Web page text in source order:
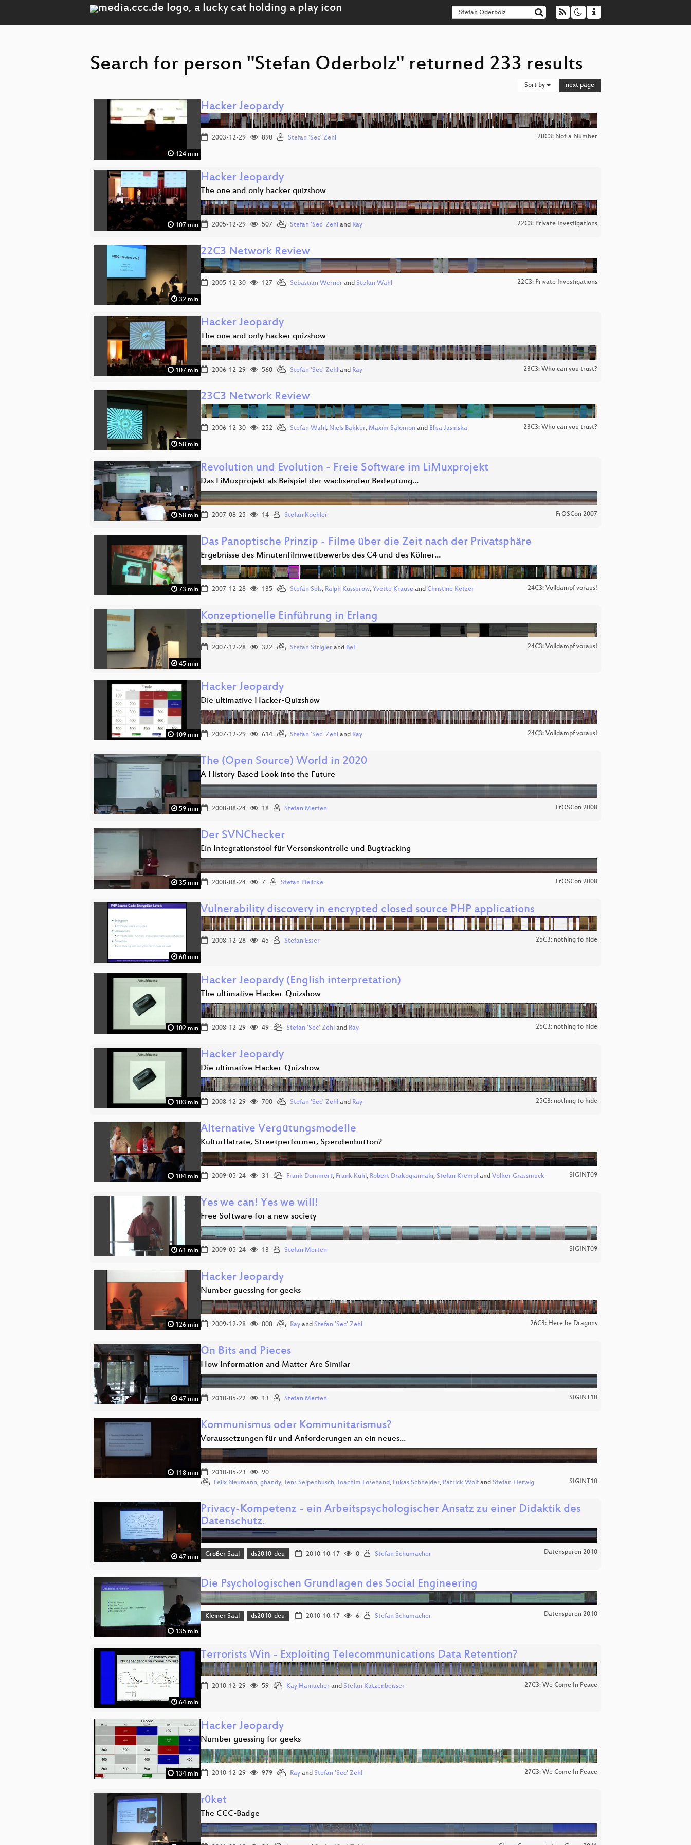
Search for person "Stefan Oderbolz" returned 233 results
Sort by next page
124 min
Hacker Jeopardy
2003-12-29 890 Stefan 'Sec' Zehl 20C3: Not a Number
107 min
Hacker Jeopardy
The one and only hacker quizshow
2005-12-29 507 Stefan 'Sec' Zehl and Ray 22C3: Private Investigations
32 min
22C3 Network Review
2005-12-30 127 Sebastian Werner and Stefan Wahl 22C3: Private Investigations
107 min
Hacker Jeopardy
The one and only hacker quizshow
2006-12-29 560 Stefan 'Sec' Zehl and Ray 23C3: Who can you trust?
58 min
23C3 Network Review
2006-12-30 252 Stefan Wahl, Niels Bakker, Maxim Salomon and Elisa Jasinska 23C3: Who can you trust?
58 min
Revolution und Evolution - Freie Software im LiMuxprojekt
Das LiMuxprojekt als Beispiel der wachsenden Bedeutung…
2007-08-25 14 Stefan Koehler FrOSCon 2007
73 min
Das Panoptische Prinzip - Filme über die Zeit nach der Privatsphäre
Ergebnisse des Minutenfilmwettbewerbs des C4 und des Kölner…
2007-12-28 135 Stefan Sels, Ralph Kusserow, Yvette Krause and Christine Ketzer 24C3: Volldampf voraus!
45 min
Konzeptionelle Einführung in Erlang
2007-12-28 322 Stefan Strigler and BeF 24C3: Volldampf voraus!
109 min
Hacker Jeopardy
Die ultimative Hacker-Quizshow
2007-12-29 614 Stefan 'Sec' Zehl and Ray 24C3: Volldampf voraus!
59 min
The (Open Source) World in 2020
A History Based Look into the Future
2008-08-24 18 Stefan Merten FrOSCon 2008
35 min
Der SVNChecker
Ein Integrationstool für Versonskontrolle und Bugtracking
2008-08-24 7 Stefan Pielicke FrOSCon 2008
60 min
Vulnerability discovery in encrypted closed source PHP applications
2008-12-28 45 Stefan Esser 25C3: nothing to hide
102 min
Hacker Jeopardy (English interpretation)
The ultimative Hacker-Quizshow
2008-12-29 49 Stefan 'Sec' Zehl and Ray 25C3: nothing to hide
103 min
Hacker Jeopardy
Die ultimative Hacker-Quizshow
2008-12-29 700 Stefan 'Sec' Zehl and Ray 25C3: nothing to hide
104 min
Alternative Vergütungsmodelle
Kulturflatrate, Streetperformer, Spendenbutton?
2009-05-24 31 Frank Dommert, Frank Kühl, Robert Drakogiannaki, Stefan Krempl and Volker Grassmuck SIGINT09
61 min
Yes we can! Yes we will!
Free Software for a new society
2009-05-24 13 Stefan Merten SIGINT09
126 min
Hacker Jeopardy
Number guessing for geeks
2009-12-28 808 Ray and Stefan 'Sec' Zehl 26C3: Here be Dragons
47 min
On Bits and Pieces
How Information and Matter Are Similar
2010-05-22 13 Stefan Merten SIGINT10
118 min
Kommunismus oder Kommunitarismus?
Voraussetzungen für und Anforderungen an ein neues…
2010-05-23
90
Felix Neumann, ghandy, Jens Seipenbusch, Joachim Losehand, Lukas Schneider, Patrick Wolf and Stefan Herwig SIGINT10
47 min
Privacy-Kompetenz - ein Arbeitspsychologischer Ansatz zu einer Didaktik des
Datenschutz.
Großer Saal ds2010-deu 2010-10-17 0 Stefan Schumacher Datenspuren 2010
135 min
Die Psychologischen Grundlagen des Social Engineering
Kleiner Saal ds2010-deu 2010-10-17 6 Stefan Schumacher Datenspuren 2010
64 min
Terrorists Win - Exploiting Telecommunications Data Retention?
2010-12-29 59 Kay Hamacher and Stefan Katzenbeisser 27C3: We Come In Peace
134 min
Hacker Jeopardy
Number guessing for geeks
2010-12-29 979 Ray and Stefan 'Sec' Zehl 27C3: We Come In Peace
r0ket
The CCC-Badge